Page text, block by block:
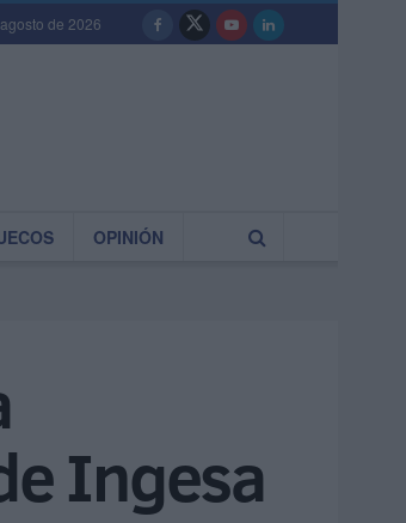
de 2026
OPINIÓN
Ingesa